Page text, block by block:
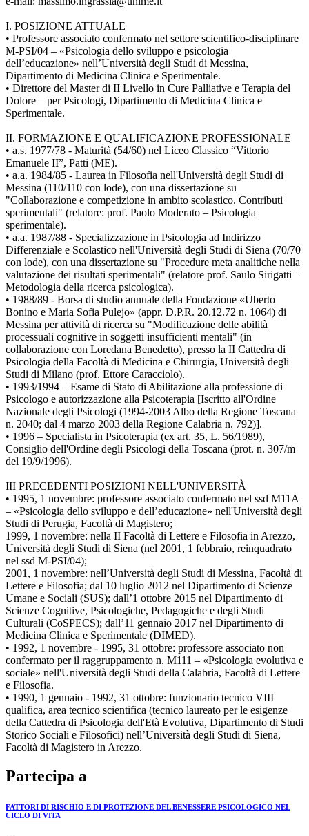
I. POSIZIONE ATTUALE
• Professore associato confermato nel settore scientifico-disciplinare
M-PSI/04 – «Psicologia dello sviluppo e psicologia
dell’educazione» nell’Università degli Studi di Messina,
Dipartimento di Medicina Clinica e Sperimentale.
• Direttore del Master di II Livello in Cure Palliative e Terapia del
Dolore – per Psicologi, Dipartimento di Medicina Clinica e
Sperimentale.
II. FORMAZIONE E QUALIFICAZIONE PROFESSIONALE
• a.s. 1977/78 - Maturità (54/60) nel Liceo Classico “Vittorio
Emanuele II”, Patti (ME).
• a.a. 1984/85 - Laurea in Filosofia nell'Università degli Studi di
Messina (110/110 con lode), con una dissertazione su
"Collaborazione e competizione in ambito scolastico. Contributi
sperimentali" (relatore: prof. Paolo Moderato – Psicologia
sperimentale).
• a.a. 1987/88 - Specializzazione in Psicologia ad Indirizzo
Differenziale e Scolastico nell'Università degli Studi di Siena (70/70
con lode), con una dissertazione su "Procedure meta analitiche nella
valutazione dei risultati sperimentali" (relatore prof. Saulo Sirigatti –
Metodologia della ricerca psicologica).
• 1988/89 - Borsa di studio annuale della Fondazione «Uberto
Bonino e Maria Sofia Pulejo» (appr. D.P.R. 20.12.72 n. 1064) di
Messina per attività di ricerca su "Modificazione delle abilità
processuali cognitive in soggetti insufficienti mentali" (in
collaborazione con Loredana Benedetto), presso la II Cattedra di
Psicologia della Facoltà di Medicina e Chirurgia, Università degli
Studi di Milano (prof. Ettore Caracciolo).
• 1993/1994 – Esame di Stato di Abilitazione alla professione di
Psicologo e autorizzazione alla Psicoterapia [Iscritto all'Ordine
Nazionale degli Psicologi (1994-2003 Albo della Regione Toscana
n. 2040; dal 4 marzo 2003 della Regione Calabria n. 792)].
• 1996 – Specialista in Psicoterapia (ex art. 35, L. 56/1989),
Consiglio dell'Ordine degli Psicologi della Toscana (prot. n. 307/m
del 19/9/1996).
III PRECEDENTI POSIZIONI NELL'UNIVERSITÀ
• 1995, 1 novembre: professore associato confermato nel ssd M11A
– «Psicologia dello sviluppo e dell’educazione» nell'Università degli
Studi di Perugia, Facoltà di Magistero;
1999, 1 novembre: nella II Facoltà di Lettere e Filosofia in Arezzo,
Università degli Studi di Siena (nel 2001, 1 febbraio, reinquadrato
nel ssd M-PSI/04);
2001, 1 novembre: nell’Università degli Studi di Messina, Facoltà di
Lettere e Filosofia; dal 10 luglio 2012 nel Dipartimento di Scienze
Umane e Sociali (SUS); dall’1 ottobre 2015 nel Dipartimento di
Scienze Cognitive, Psicologiche, Pedagogiche e degli Studi
Culturali (CoSPECS); dall’11 gennaio 2017 nel Dipartimento di
Medicina Clinica e Sperimentale (DIMED).
• 1992, 1 novembre - 1995, 31 ottobre: professore associato non
confermato per il raggruppamento n. M111 – «Psicologia evolutiva e
sociale» nell'Università degli Studi della Calabria, Facoltà di Lettere
e Filosofia.
• 1990, 1 gennaio - 1992, 31 ottobre: funzionario tecnico VIII
qualifica, area tecnico scientifica (tecnico laureato per le esigenze
della Cattedra di Psicologia dell'Età Evolutiva, Dipartimento di Studi
Storico Sociali e Filosofici) nell’Università degli Studi di Siena,
Facoltà di Magistero in Arezzo.
Partecipa a
FATTORI DI RISCHIO E DI PROTEZIONE DEL BENESSERE PSICOLOGICO NEL
CICLO DI VITA